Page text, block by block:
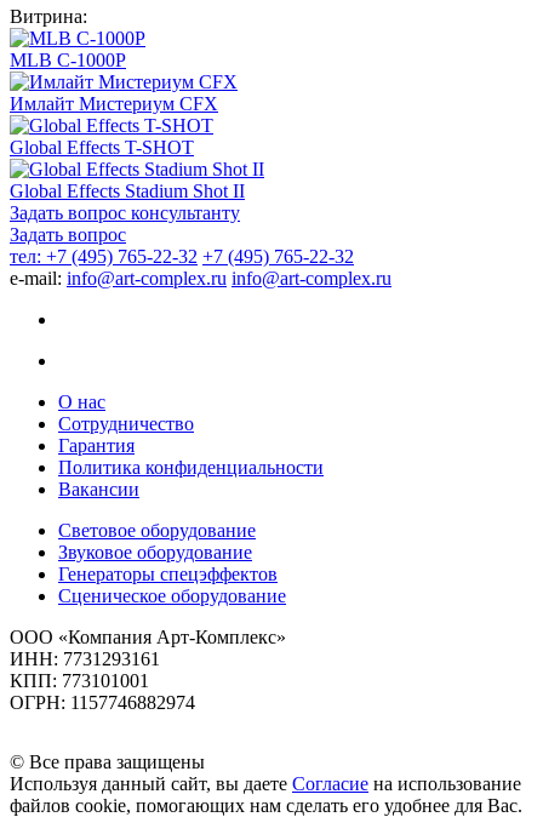
Витрина:
MLB C-1000P
Имлайт Мистериум CFX
Global Effects T-SHOT
Global Effects Stadium Shot II
Задать вопрос консультанту
Задать вопрос
тел: +7 (495) 765-22-32 +7 (495) 765-22-32
e-mail: info@art-complex.ru info@art-complex.ru
О нас
Сотрудничество
Гарантия
Политика конфиденциальности
Вакансии
Световое оборудование
Звуковое оборудование
Генераторы спецэффектов
Сценическое оборудование
ООО «Компания Арт-Комплекс»
ИНН: 7731293161
КПП: 773101001
ОГРН: 1157746882974
© Все права защищены
Используя данный сайт, вы даете Согласие на использование
файлов cookie, помогающих нам сделать его удобнее для Вас.